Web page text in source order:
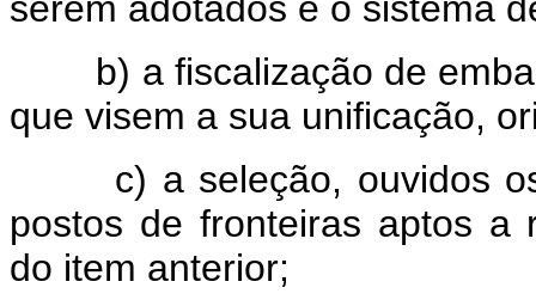
b) a fiscalização de
que visem a sua unificação,
c) a seleção, ouvidos os
postos de fronteiras aptos a
do item anterior;